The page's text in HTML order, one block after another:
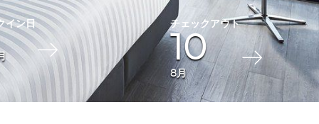
10
8月